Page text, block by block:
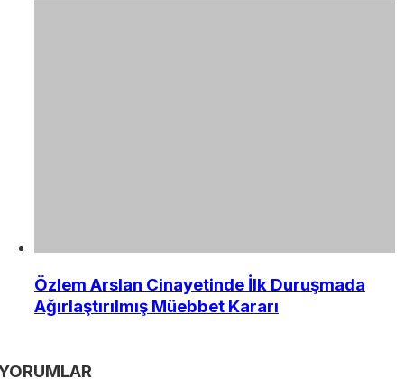
Özlem Arslan Cinayetinde İlk Duruşmada
Ağırlaştırılmış Müebbet Kararı